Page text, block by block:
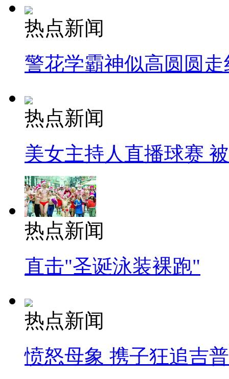
热点新闻
警花学霸神似高圆圆走
热点新闻
美女主持人直播球赛
热点新闻
直击"圣诞泳装裸跑"
热点新闻
愤怒母象 携子狂追吉